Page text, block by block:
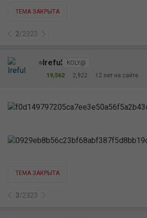
ТЕМА ЗАКРЫТА
2/2323
Ireful
KOLY@
19,562
2,922 12 лет на сайте
ТЕМА ЗАКРЫТА
3/2323